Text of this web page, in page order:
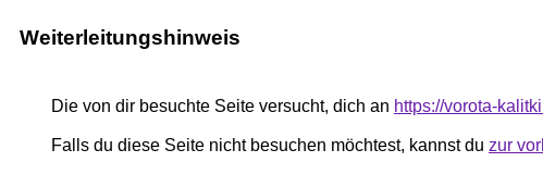
Weiterleitungshinweis
Die von dir besuchte Seite versucht, dich an https://vorota-
Falls du diese Seite nicht besuchen möchtest, kannst du zur